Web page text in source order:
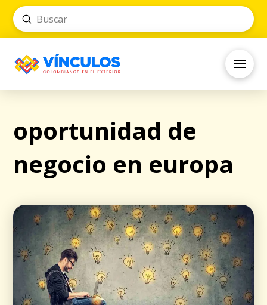
Search
Submit
oportunidad de
negocio en europa